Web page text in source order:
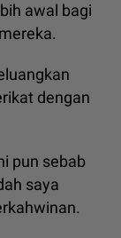
awal bagi
dengan
pun sebab
saya